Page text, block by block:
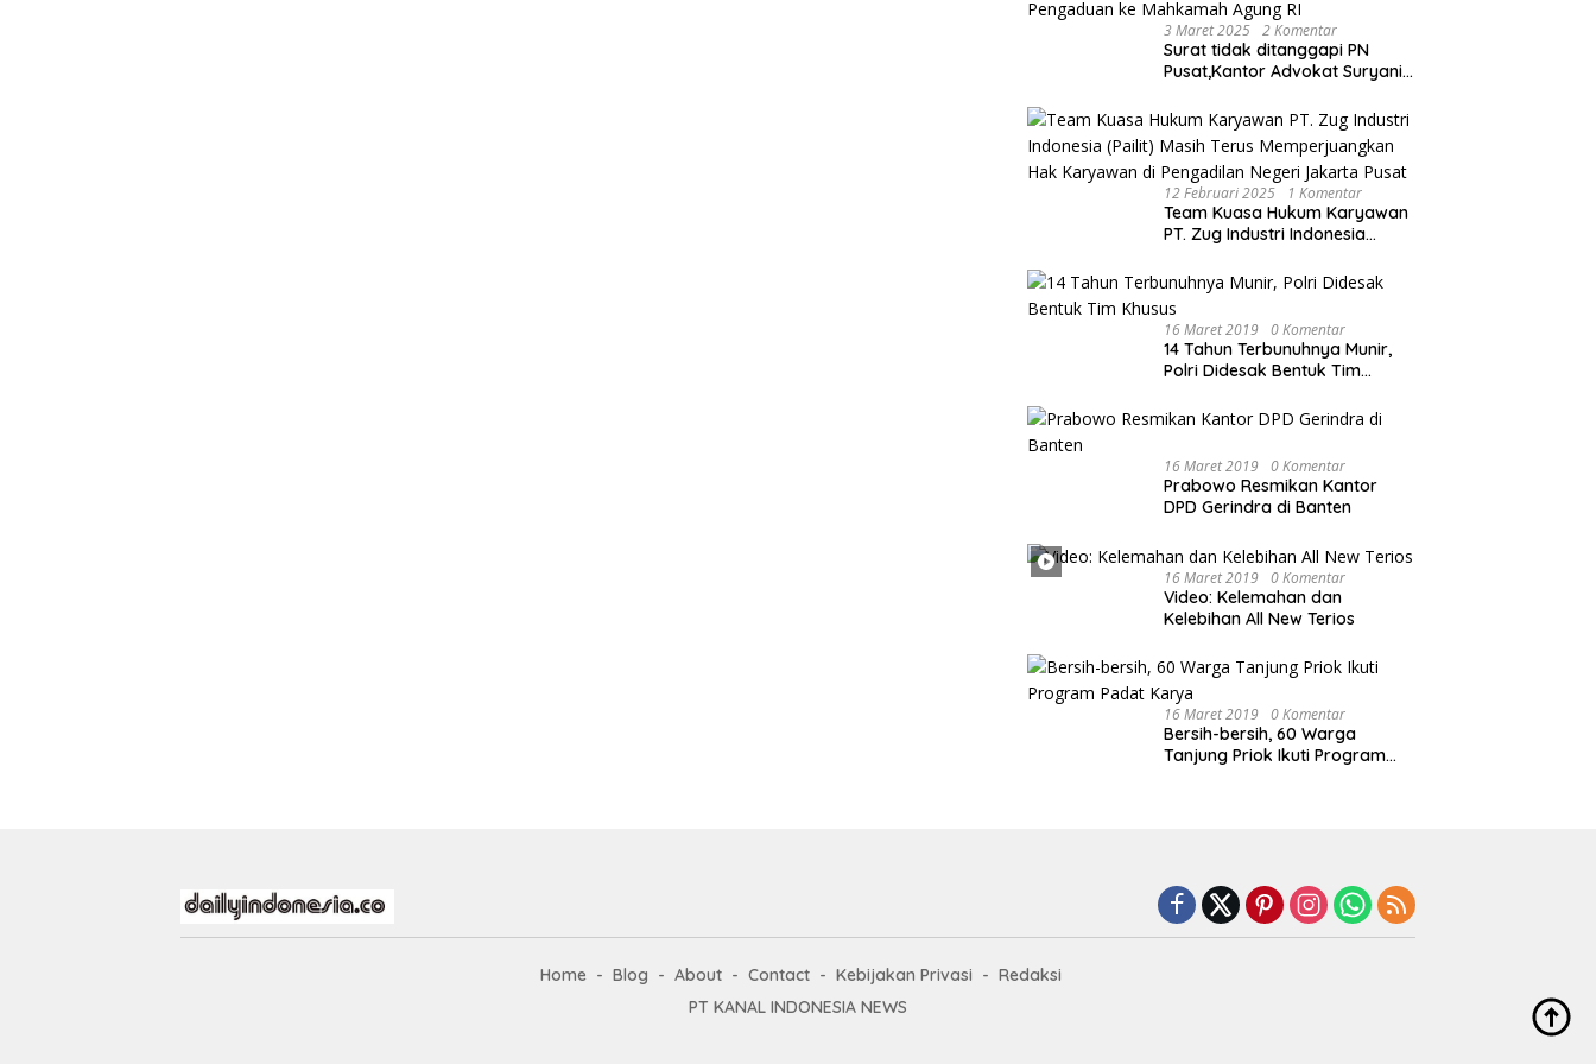
3 Maret 2025 2 Komentar
Surat tidak ditanggapi PN
Pusat,Kantor Advokat Suryani
Pengaduan ke Mahkamah
Agung RI
12 Februari 2025 1 Komentar
Team Kuasa Hukum Karyawan
PT. Zug Industri Indonesia
Memperjuangkan Hak
Karyawan di Pengadilan Negeri
Jakarta Pusat
16 Maret 2019 0 Komentar
14 Tahun Terbunuhnya Munir,
Polri Didesak Bentuk Tim
16 Maret 2019 0 Komentar
Prabowo Resmikan Kantor
DPD Gerindra di Banten
16 Maret 2019 0 Komentar
Video: Kelemahan dan
Kelebihan All New Terios
16 Maret 2019 0 Komentar
Bersih-bersih, 60 Warga
Tanjung Priok Ikuti Program
Home Blog About Contact Kebijakan Privasi
Redaksi
PT KANAL INDONESIA NEWS